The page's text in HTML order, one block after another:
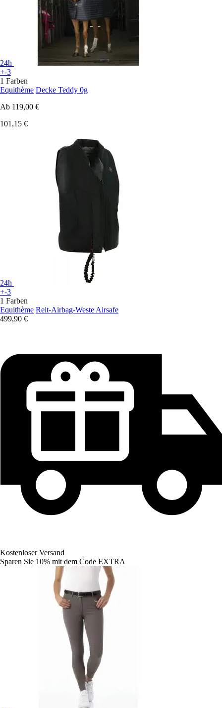
24h
+-3
1 Farben
Equithème Decke Teddy 0g
Ab 119,00 €
101,15 €
24h
+-3
1 Farben
Equithème Reit-Airbag-Weste Airsafe
499,90 €
Kostenloser Versand
Sparen Sie 10% mit dem Code EXTRA